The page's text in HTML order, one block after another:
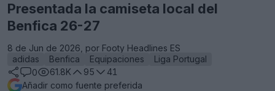
Presentada la camiseta local del
Benfica 26-27
8 de Jun de 2026, por Footy Headlines ES
adidas
Benfica Equipaciones
Liga Portugal
0
61.8K 95
41
Añadir como fuente preferida